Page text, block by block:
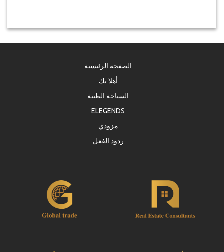
الصفحة الرئيسية
أهلا بك
السياحة الطبية
ELEGENDS
مزودي
ردود الفعل